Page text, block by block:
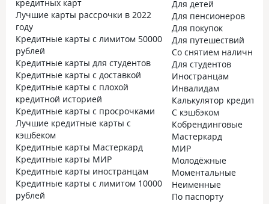
кредитных карт
Лучшие карты рассрочки в 2022
году
Кредитные карты с лимитом 50000
рублей
Кредитные карты для студентов
Кредитные карты с доставкой
Кредитные карты с плохой
кредитной историей
Кредитные карты с просрочками
Лучшие кредитные карты с
кэшбеком
Кредитные карты Мастеркард
Кредитные карты МИР
Кредитные карты иностранцам
Кредитные карты с лимитом 10000
рублей
Для детей
Для пенсионеров
Для покупок
Для путешествий
Со снятием наличных
Для студентов
Иностранцам
Инвалидам
Калькулятор
С кэшбэком
Кобрендинговые
Мастеркард
МИР
Молодёжные
Моментальные
Неименные
По паспорту